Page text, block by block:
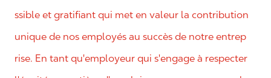
ssible et gratifiant qui met en valeur la contribution
unique de nos employés au succès de notre entrep
rise. En tant qu'employeur qui s'engage à respecter